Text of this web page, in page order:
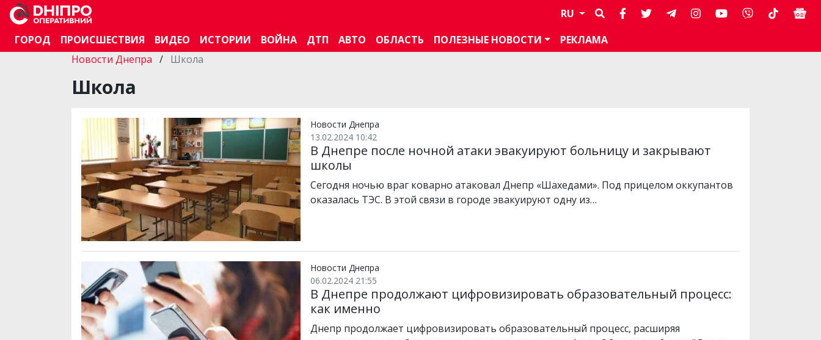
RU
ГОРОД
ПРОИСШЕСТВИЯ ВИДЕО ИСТОРИИ ВОЙНА ДТП АВТО ОБЛАСТЬ ПОЛЕЗНЫЕ НОВОСТИ
РЕКЛАМА
Новости Днепра / Школа
Школа
Новости Днепра
13.02.2024 10:42
В Днепре после ночной атаки эвакуируют больницу и закрывают
школы
Сегодня ночью враг коварно атаковал Днепр «Шахедами». Под прицелом оккупантов
оказалась ТЭС. В этой связи в городе эвакуируют одну из…
Новости Днепра
06.02.2024 21:55
В Днепре продолжают цифровизировать образовательный процесс:
как именно
Днепр продолжает цифровизировать образовательный процесс, расширяя